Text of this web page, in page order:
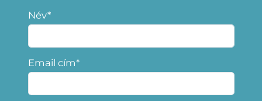
Név*
Email cím*